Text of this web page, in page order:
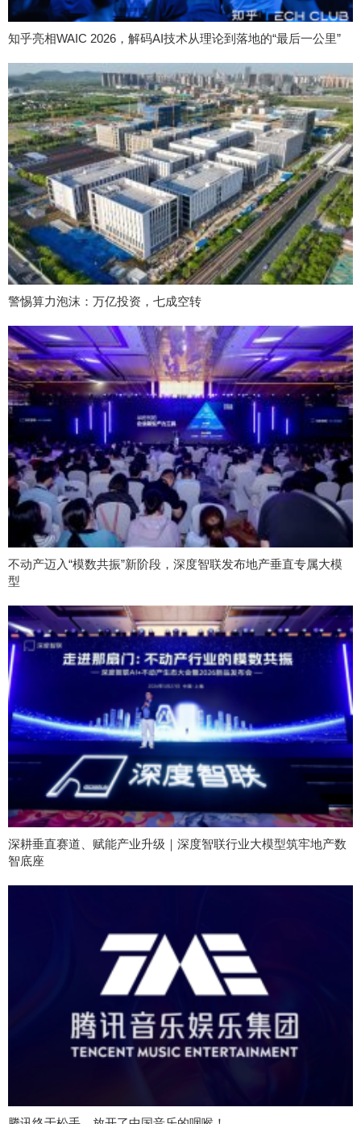
知乎亮相WAIC 2026，解码AI技术从理论到落地的“最后一公里”
警惕算力泡沫：万亿投资，七成空转
不动产迈入“模数共振”新阶段，深度智联发布地产垂直专属大模
型
深耕垂直赛道、赋能产业升级｜深度智联行业大模型筑牢地产数
智底座